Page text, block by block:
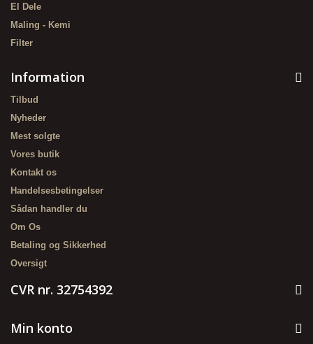
El Dele
Maling - Kemi
Filter
Information
Tilbud
Nyheder
Mest solgte
Vores butik
Kontakt os
Handelsesbetingelser
Sådan handler du
Om Os
Betaling og Sikkerhed
Oversigt
CVR nr. 32754392
Min konto